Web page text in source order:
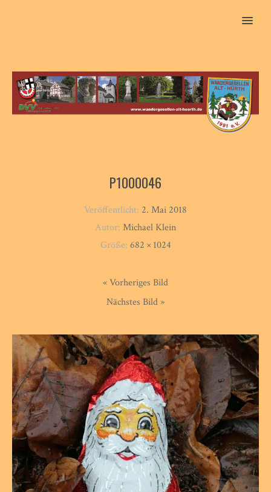
MENU
P1000046
Veröffentlicht: 2. Mai 2018
Autor: Michael Klein
Größe: 682 × 1024
« Vorheriges Bild
Nächstes Bild »